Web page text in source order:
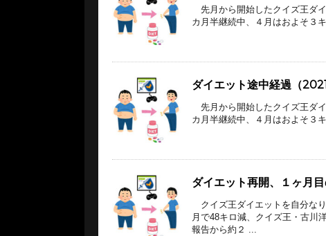
先月から開始したクイズ王ダ
カ月半継続中、４月はおよそ
ダイエット途中経過（
先月から開始したクイズ王ダ
カ月半継続中、４月はおよそ
ダイエット再開、１ヶ月
クイズ王ダイエットを自分な
月で48キロ減、クイズ王・古川
報告から約２ ...